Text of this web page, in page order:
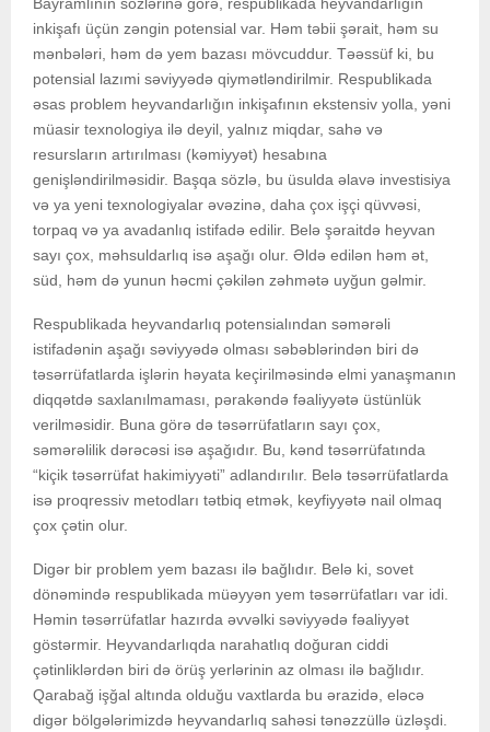
inkişafı üçün zəngin potensial var. Həm təbii şərait, həm su
mənbələri, həm də yem bazası mövcuddur. Təəssüf ki, bu
potensial lazımi səviyyədə qiymətləndirilmir. Respublikada
əsas problem heyvandarlığın inkişafının ekstensiv yolla, yəni
müasir texnologiya ilə deyil, yalnız miqdar, sahə və
resursların artırılması (kəmiyyət) hesabına
genişləndirilməsidir. Başqa sözlə, bu üsulda əlavə investisiya
və ya yeni texnologiyalar əvəzinə, daha çox işçi qüvvəsi,
torpaq və ya avadanlıq istifadə edilir. Belə şəraitdə heyvan
sayı çox, məhsuldarlıq isə aşağı olur. Əldə edilən həm ət,
süd, həm də yunun həcmi çəkilən zəhmətə uyğun gəlmir.
Respublikada heyvandarlıq potensialından səmərəli
istifadənin aşağı səviyyədə olması səbəblərindən biri də
təsərrüfatlarda işlərin həyata keçirilməsində elmi yanaşmanın
diqqətdə saxlanılmaması, pərakəndə fəaliyyətə üstünlük
verilməsidir. Buna görə də təsərrüfatların sayı çox,
səmərəlilik dərəcəsi isə aşağıdır. Bu, kənd təsərrüfatında
“kiçik təsərrüfat hakimiyyəti” adlandırılır. Belə təsərrüfatlarda
isə proqressiv metodları tətbiq etmək, keyfiyyətə nail olmaq
çox çətin olur.
Digər bir problem yem bazası ilə bağlıdır. Belə ki, sovet
dönəmində respublikada müəyyən yem təsərrüfatları var idi.
Həmin təsərrüfatlar hazırda əvvəlki səviyyədə fəaliyyət
göstərmir. Heyvandarlıqda narahatlıq doğuran ciddi
çətinliklərdən biri də örüş yerlərinin az olması ilə bağlıdır.
Qarabağ işğal altında olduğu vaxtlarda bu ərazidə, eləcə
digər bölgələrimizdə heyvandarlıq sahəsi tənəzzüllə üzləşdi.